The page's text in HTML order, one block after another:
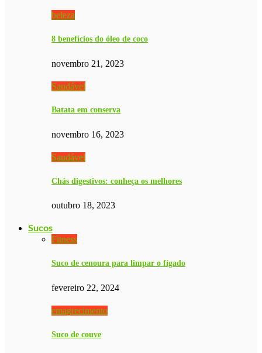
beleza
8 benefícios do óleo de coco
novembro 21, 2023
Saudável
Batata em conserva
novembro 16, 2023
Saudável
Chás digestivos: conheça os melhores
outubro 18, 2023
Sucos
Fitness
Suco de cenoura para limpar o fígado
fevereiro 22, 2024
emagrecimento
Suco de couve